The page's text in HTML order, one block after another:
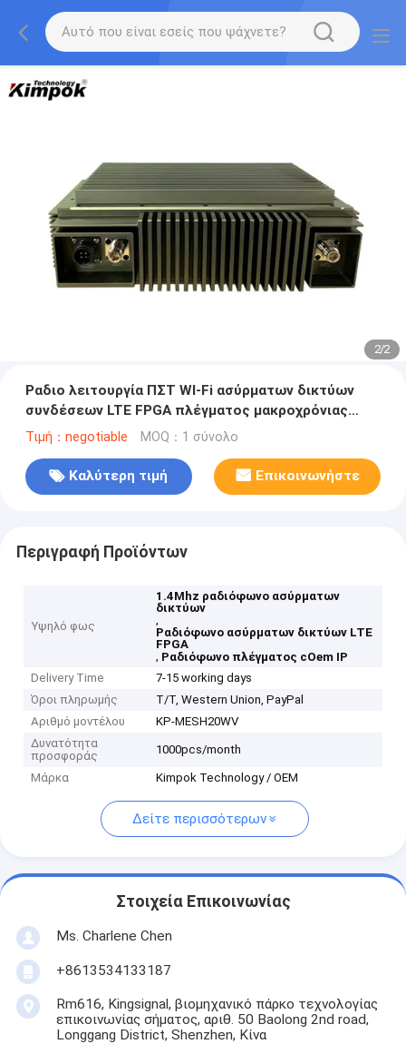
2/2
Ραδιο λειτουργία ΠΣΤ WI-Fi ασύρματων δικτύων
συνδέσεων LTE FPGA πλέγματος μακροχρόνιας
σειράς οχημάτων
Τιμή：negotiable MOQ：1 σύνολο
Καλύτερη τιμή Επικοινωνήστε
Περιγραφή Προϊόντων
Υψηλό φως
1.4Mhz ραδιόφωνο ασύρματων
δικτύων
,
Ραδιόφωνο ασύρματων δικτύων LTE
FPGA
, Ραδιόφωνο πλέγματος cOem IP
Delivery Time
7-15 working days
Όροι πληρωμής
T/T, Western Union, PayPal
Αριθμό μοντέλου
KP-MESH20WV
Δυνατότητα
προσφοράς
1000pcs/month
Μάρκα Kimpok Technology / OEM
Δείτε περισσότερων
Στοιχεία Επικοινωνίας
Ms. Charlene Chen
+8613534133187
Rm616, Kingsignal, βιομηχανικό πάρκο τεχνολογίας
επικοινωνίας σήματος, αριθ. 50 Baolong 2nd road,
Longgang District, Shenzhen, Κίνα